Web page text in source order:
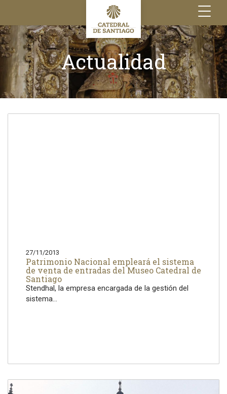
Toggle
navigation
Actualidad
27/11/2013
Patrimonio Nacional empleará el sistema
de venta de entradas del Museo Catedral de
Santiago
Stendhal, la empresa encargada de la gestión del
sistema...